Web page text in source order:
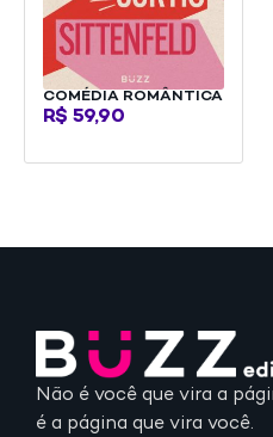
COMÉDIA ROMÂNTICA
R$ 59,90
Não é você que vira a
é a página que vira você.